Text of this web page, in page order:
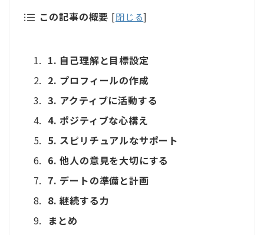
この記事の概要 [閉じる]
1. 自己理解と目標設定
2. プロフィールの作成
3. アクティブに活動する
4. ポジティブな心構え
5. スピリチュアルなサポート
6. 他人の意見を大切にする
7. デートの準備と計画
8. 継続する力
まとめ